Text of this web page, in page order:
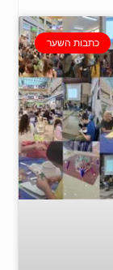
כתבות השער